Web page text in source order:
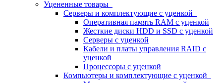
Уцененные товары
Серверы и комплектующие с уценкой
Оперативная память RAM с уценкой
Жесткие диски HDD и SSD с уценкой
Серверы с уценкой
Кабели и платы управления RAID с
уценкой
Процессоры с уценкой
Компьютеры и комплектующие с уценкой